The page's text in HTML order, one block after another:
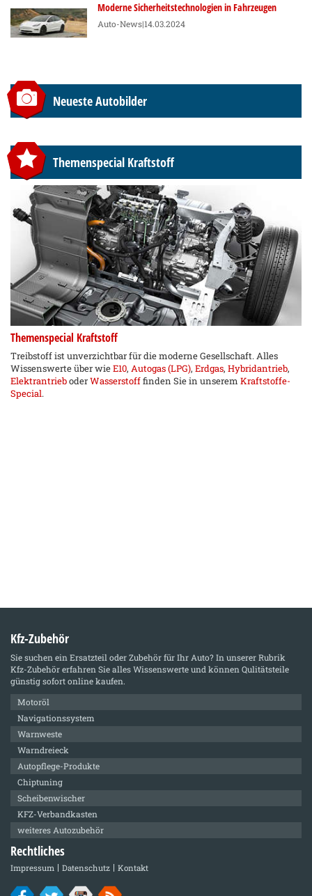
Moderne Sicherheitstechnologien in Fahrzeugen
Auto-News|14.03.2024
Neueste Autobilder
Themenspecial Kraftstoff
Themenspecial Kraftstoff
Treibstoff ist unverzichtbar für die moderne Gesellschaft. Alles
Wissenswerte über wieE10, Autogas (LPG), Erdgas, Hybridantrieb,
ElektrantrieboderWasserstofffinden Sie in unserem Kraftstoffe-
Special.
Kfz-Zubehör
Sie suchen ein Ersatzteil oder Zubehör für Ihr Auto? In unserer Rubrik
Kfz-Zubehörerfahren Sie alles Wissenswerte und können Qulitätsteile
günstig sofort online kaufen.
Motoröl
Navigationssystem
Warnweste
Warndreieck
Autopflege-Produkte
Chiptuning
Scheibenwischer
KFZ-Verbandkasten
weiteres Autozubehör
Rechtliches
Impressum Datenschutz Kontakt